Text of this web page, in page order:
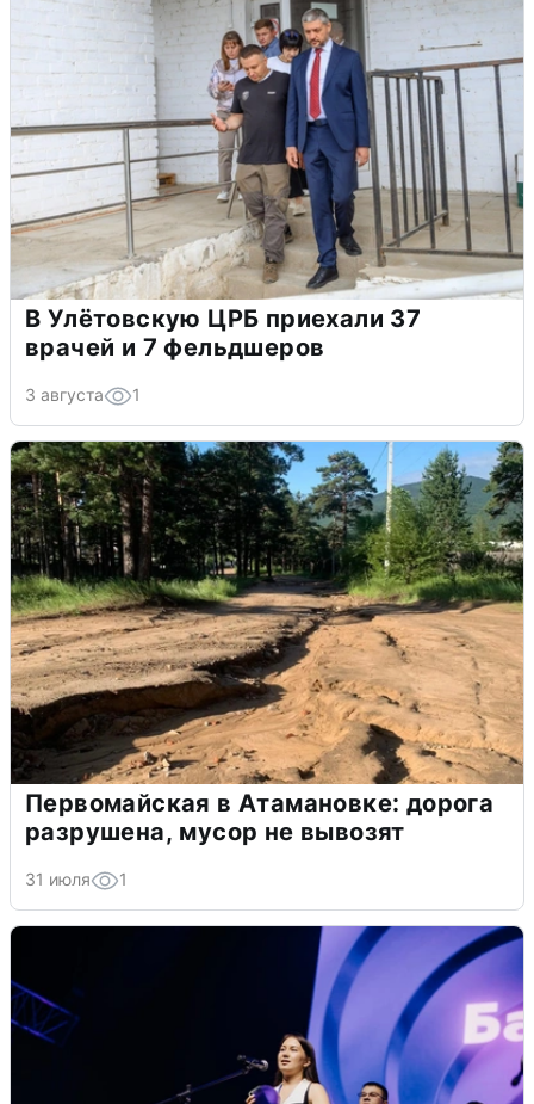
В Улётовскую ЦРБ приехали 37
врачей и 7 фельдшеров
3 августа 1
Первомайская в Атамановке: дорога
разрушена, мусор не вывозят
31 июля 1